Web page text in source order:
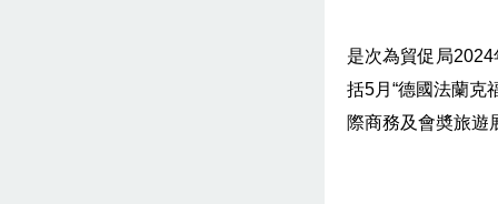
是次為貿促局
括5月“德國法蘭克
際商務及會奬旅遊